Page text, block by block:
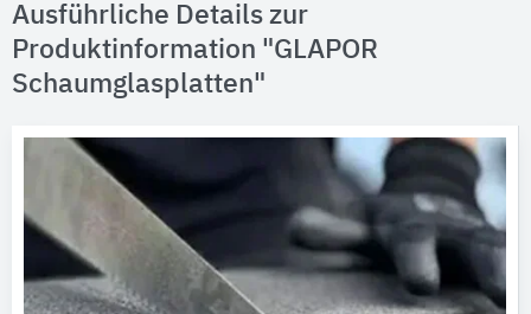
Ausführliche Details zur
Produktinformation "GLAPOR
Schaumglasplatten"